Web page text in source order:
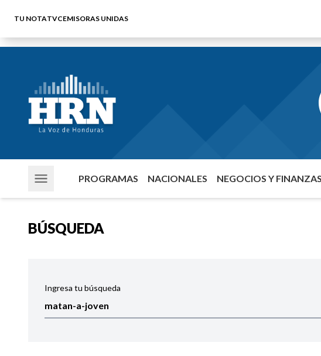
TU NOTATVCEMISORAS UNIDAS
PROGRAMAS NACIONALES NEGOCIOS Y FINANZAS
BÚSQUEDA
Ingresa tu búsqueda